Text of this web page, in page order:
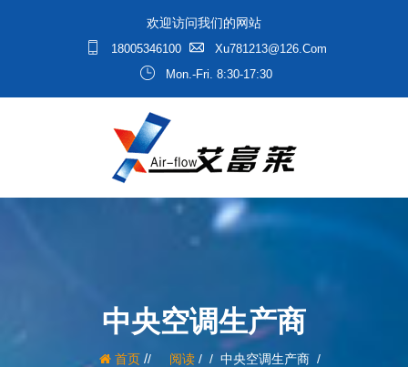
欢迎访问我们的网站
18005346100
Xu781213@126.com
Mon.-Fri. 8:30-17:30
中央空调生产商
首页/ 阅读/ 中央空调生产商